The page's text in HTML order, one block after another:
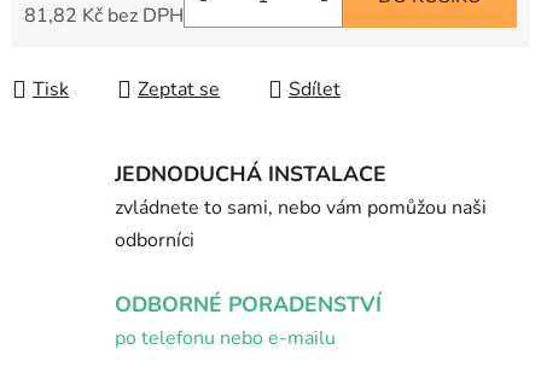
81,82 Kč bez DPH
Tisk Zeptat se Sdílet
JEDNODUCHÁ INSTALACE
zvládnete to sami, nebo vám pomůžou naši
odborníci
ODBORNÉ PORADENSTVÍ
po telefonu nebo e-mailu